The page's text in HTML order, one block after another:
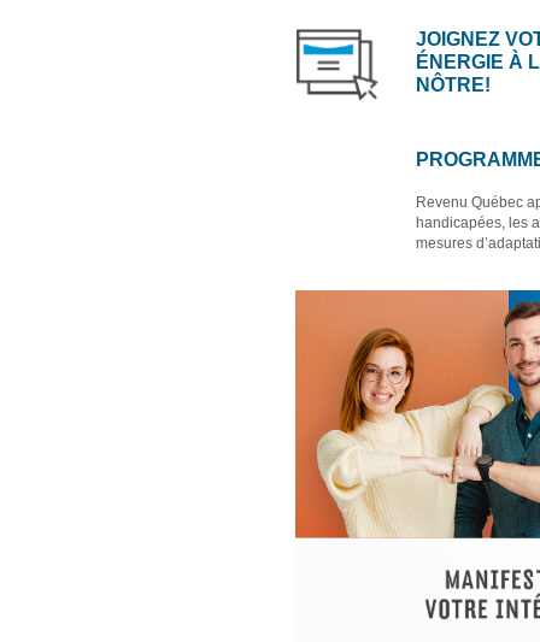
JOIGNEZ
ÉNERGIE À
NÔTRE!
Revenu Québec
handicapées, les
mesures